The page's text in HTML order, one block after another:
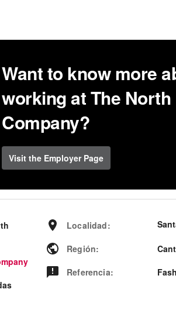
Want to know more
working at The North
Company?
Visit the Employer Page
Localidad:
Región:
Referencia: